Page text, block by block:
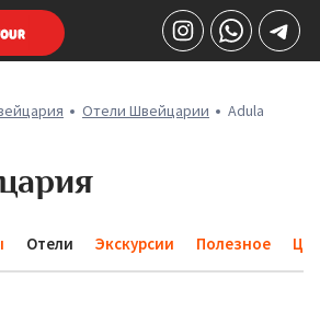
Отели Швейцарии Adula
Отели Экскурсии Полезное